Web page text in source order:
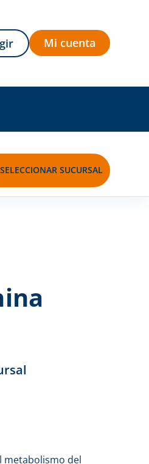
Mi cuenta
SELECCIONAR SUCURSAL
metabolismo del